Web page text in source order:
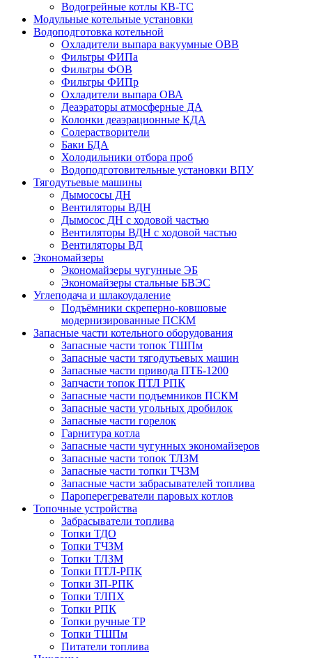
Водогрейные котлы КВ-ТС
Модульные котельные установки
Водоподготовка котельной
Охладители выпара вакуумные ОВВ
Фильтры ФИПа
Фильтры ФОВ
Фильтры ФИПр
Охладители выпара ОВА
Деаэраторы атмосферные ДА
Колонки деаэрационные КДА
Солерастворители
Баки БДА
Холодильники отбора проб
Водоподготовительные установки ВПУ
Тягодутьевые машины
Дымососы ДН
Вентиляторы ВДН
Дымосос ДН с ходовой частью
Вентиляторы ВДН с ходовой частью
Вентиляторы ВД
Экономайзеры
Экономайзеры чугунные ЭБ
Экономайзеры стальные БВЭС
Углеподача и шлакоудаление
Подъёмники скреперно-ковшовые
модернизированные ПСКМ
Запасные части котельного оборудования
Запасные части топок ТШПм
Запасные части тягодутьевых машин
Запасные части привода ПТБ-1200
Запчасти топок ПТЛ РПК
Запасные части подъемников ПСКМ
Запасные части угольных дробилок
Запасные части горелок
Гарнитура котла
Запасные части чугунных экономайзеров
Запасные части топок ТЛЗМ
Запасные части топки ТЧЗМ
Запасные части забрасывателей топлива
Пароперегреватели паровых котлов
Топочные устройства
Забрасыватели топлива
Топки ТДО
Топки ТЧЗМ
Топки ТЛЗМ
Топки ПТЛ-РПК
Топки ЗП-РПК
Топки ТЛПХ
Топки РПК
Топки ручные ТР
Топки ТШПм
Питатели топлива